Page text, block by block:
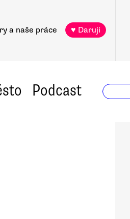
a naše práce ♥ Daruji
Podcast